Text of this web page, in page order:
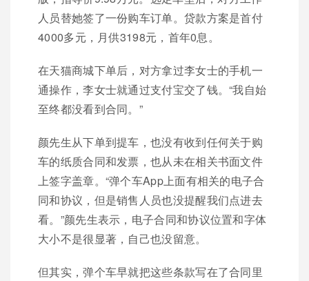
人员替她签了一份购车订单。贷款方案是首付
4000多元，月供3198元，首年0息。
在天猫商城下单后，对方拿过李女士的手机一
通操作，李女士就通过支付宝交了钱。“我自始
至终都没看到合同。”
颜先生从下单到提车，也没有收到任何关于购
车的纸质合同和发票，也从未在相关书面文件
上签字盖章。“弹个车App上面有相关的电子合
同和协议，但是销售人员也没提醒我们点进去
看。”颜先生表示，电子合同和协议位置和字体
大小不是很显著，自己也没留意。
但其实，弹个车早就把这些条款写在了合同里